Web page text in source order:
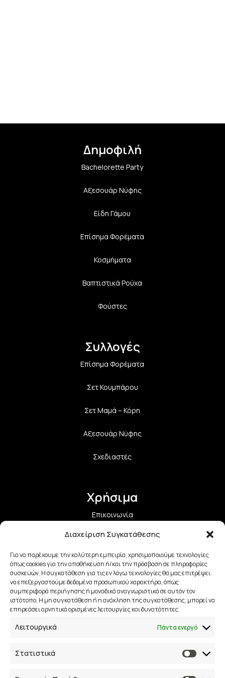
Διαχείριση Συγκατάθεσης
Για να παρέχουμε την καλύτερη εμπειρία, χρησιμοποιούμε τεχνολογίες
όπως cookies για την αποθήκευση ή/και την πρόσβαση σε πληροφορίες
συσκευών. Η συγκατάθεση για τις εν λόγω τεχνολογίες θα μας επιτρέψει
να επεξεργαστούμε δεδομένα προσωπικού χαρακτήρα, όπως
συμπεριφορά περιήγησης ή μοναδικά αναγνωριστικά σε αυτόν τον
ιστότοπο. Η μη συγκατάθεση ή η ανάκληση της συγκατάθεσης, μπορεί να
επηρεάσει αρνητικά ορισμένες λειτουργίες και δυνατότητες.
Λειτουργικά Πάντα ενεργό
Στατιστικά
Δημοφιλή
Bachelorette Party
Αξεσουάρ Νύφης
Είδη Γάμου
Επίσημα Φορέματα
Κοσμήματα
Βαπτιστικά Ρούχα
Φούστες
Συλλογές
Επίσημα Φορέματα
Σετ Κουμπάρου
Σετ Μαμά – Κόρη
Αξεσουάρ Νύφης
Σχεδιαστές
Χρήσιμα
Επικοινωνία
Όροι Χρήσης και Προϋποθέσεις
Πολιτική Aπορρήτου
Πολιτική Επιστροφών
Τρόποι Αποστολής